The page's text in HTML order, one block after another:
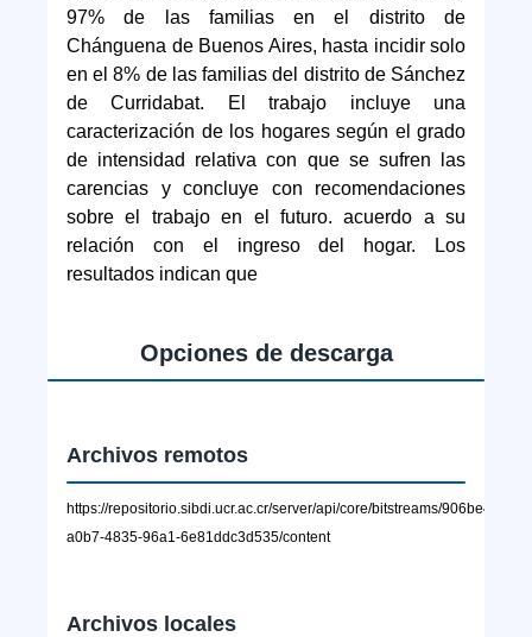
97% de las familias en el distrito de
Chánguena de Buenos Aires, hasta incidir solo
en el 8% de las familias del distrito de Sánchez
de Curridabat. El trabajo incluye una
caracterización de los hogares según el grado
de intensidad relativa con que se sufren las
carencias y concluye con recomendaciones
sobre el trabajo en el futuro. acuerdo a su
relación con el ingreso del hogar. Los
resultados indican que
Opciones de descarga
Archivos remotos
https://repositorio.sibdi.ucr.ac.cr/server/api/core/bitstreams/906be49f-
a0b7-4835-96a1-6e81ddc3d535/content
Archivos locales